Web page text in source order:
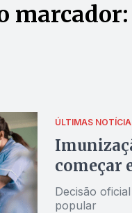
ÚLTIMAS
começar
Decisão
popular